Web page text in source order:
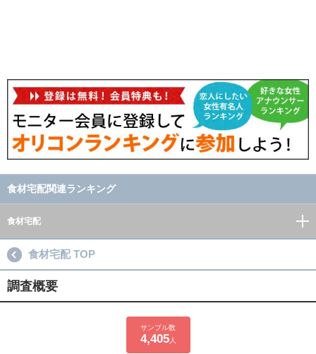
食材宅配関連ランキング
食材宅配
食材宅配 TOP
調査概要
サンプル数
4,405人